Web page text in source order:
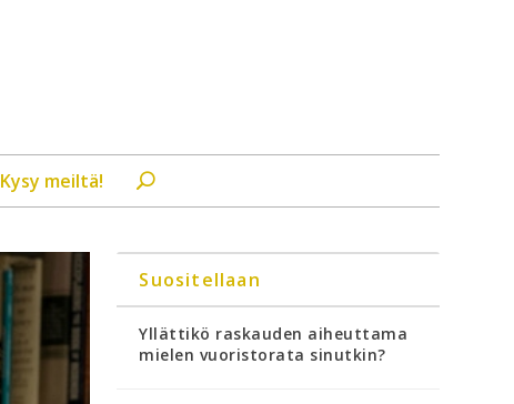
Kysy meiltä!
Suositellaan
Yllättikö raskauden aiheuttama
mielen vuoristorata sinutkin?